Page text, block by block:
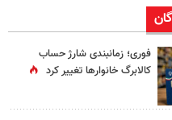
فوری؛ زمانبندی‌ شارژ حساب
کالابرگ خانوارها تغییر کرد